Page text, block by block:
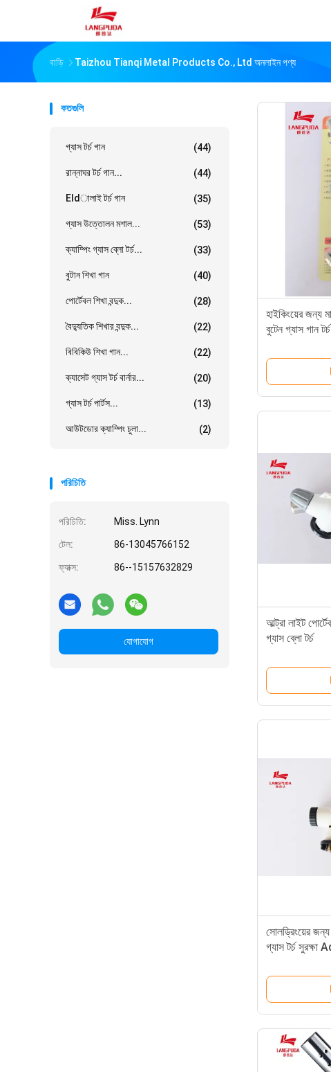
বাড়ি Taizhou Tianqi Metal Products Co., Ltd অনলাইন পণ্য
কতগুলি
গ্যাস টর্চ গান (44)
রান্নাঘর টর্চ গান... (44)
Eldালাই টর্চ গান (35)
গ্যাস উত্তোলন মশাল... (53)
ক্যাম্পিং গ্যাস ব্লো টর্চ... (33)
বুটান শিখা গান (40)
পোর্টেবল শিখা বন্দুক... (28)
বৈদ্যুতিক শিখার বন্দুক... (22)
বিবিকিউ শিখা গান... (22)
ক্যাসেট গ্যাস টর্চ বার্নার... (20)
গ্যাস টর্চ পার্টস... (13)
আউটডোর ক্যাম্পিং চুলা... (2)
পরিচিতি
পরিচিতি: Miss. Lynn
টেল: 86-13045766152
ফ্যাক্স: 86--15157632829
যোগাযোগ
হাইকিংয়ের জন্য
বুটেন গ্যাস গান টর্চ
আল্ট্রা লাইট
গ্যাস ব্লো টর্চ
সোলড্রিংয়ের
গ্যাস টর্চ সুরক্ষা